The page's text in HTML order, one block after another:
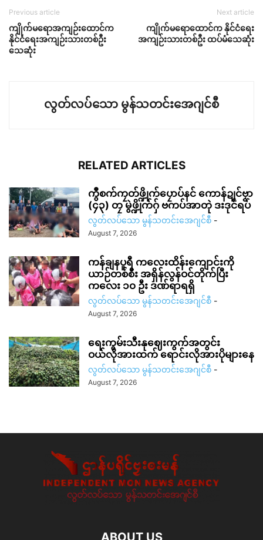
Previous article
ကျိုက်မရောအကျဉ်းထောင်က
နိုင်ငံရေးအကျဉ်းသားတစ်ဦး
သေဆုံး
Next article
ကျိုက်မရောထောင်က နိုင်ငံရေး
အကျဉ်းသားတစ်ဦး ထပ်မံသေဆုံး
လွတ်လပ်သော မွန်သတင်းအေဂျင်စီ
RELATED ARTICLES
ကွဳစက်ကၠတ်ဖ္ဍိုက်ပၠောပ်နင် ကောန်ဍုင်ဗၟာ
(၄၃) တၠ မွဲဖ္ဍိုက်ဂှ် ဗကပ်အာတုဲ ဒးဒုင်ရပ်
လွတ်လပ်သော မွန်သတင်းအေဂျင်စီ -
August 7, 2026
ကန်ချနပူရီ ကလေးထိန်းကျောင်းကို
ယာဉ်တစ်စီး အရှိန်လွန်ဝင်တိုက်ပြီး
ကလေး ၁၀ ဦး ဒဏ်ရာရရှိ
လွတ်လပ်သော မွန်သတင်းအေဂျင်စီ -
August 7, 2026
ရေးကွမ်းသီးနုဈေးကွက်အတွင်း
ဝယ်လိုအားထက် ရောင်းလိုအားပိုများနေ
လွတ်လပ်သော မွန်သတင်းအေဂျင်စီ -
August 7, 2026
ABOUT US